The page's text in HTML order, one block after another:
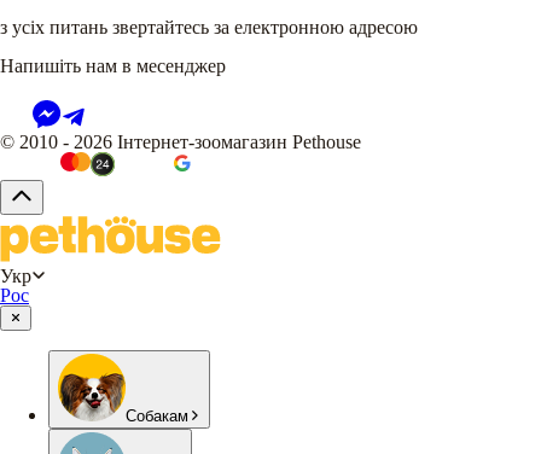
з усіх питань звертайтесь за електронною адресою
Напишіть нам в месенджер
© 2010 - 2026 Інтернет-зоомагазин Pethouse
Укр
Рос
Собакам